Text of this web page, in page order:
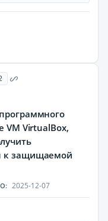
VM VirtualBox,
к защищаемой
2025-12-07